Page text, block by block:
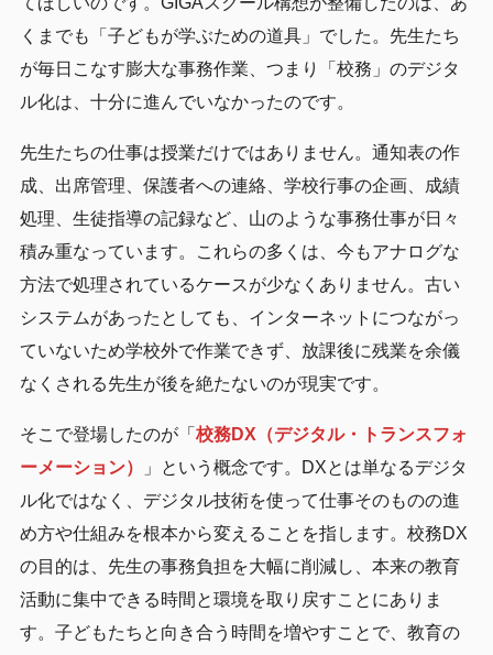
くまでも「子どもが学ぶための道具」でした。先生たち
が毎日こなす膨大な事務作業、つまり「校務」のデジタ
ル化は、十分に進んでいなかったのです。
先生たちの仕事は授業だけではありません。通知表の作
成、出席管理、保護者への連絡、学校行事の企画、成績
処理、生徒指導の記録など、山のような事務仕事が日々
積み重なっています。これらの多くは、今もアナログな
方法で処理されているケースが少なくありません。古い
システムがあったとしても、インターネットにつながっ
ていないため学校外で作業できず、放課後に残業を余儀
なくされる先生が後を絶たないのが現実です。
そこで登場したのが「 校務DX（デジタル・トランスフォ
ーメーション）
」という概念です。DXとは単なるデジタ
ル化ではなく、デジタル技術を使って仕事そのものの進
め方や仕組みを根本から変えることを指します。校務DX
の目的は、先生の事務負担を大幅に削減し、本来の教育
活動に集中できる時間と環境を取り戻すことにありま
す。子どもたちと向き合う時間を増やすことで、教育の